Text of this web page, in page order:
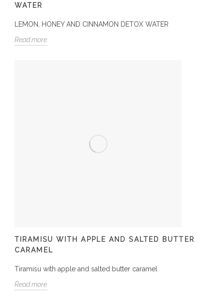
WATER
LEMON, HONEY AND CINNAMON DETOX WATER
Read more
TIRAMISU WITH APPLE AND SALTED BUTTER
CARAMEL
Tiramisu with apple and salted butter caramel
Read more